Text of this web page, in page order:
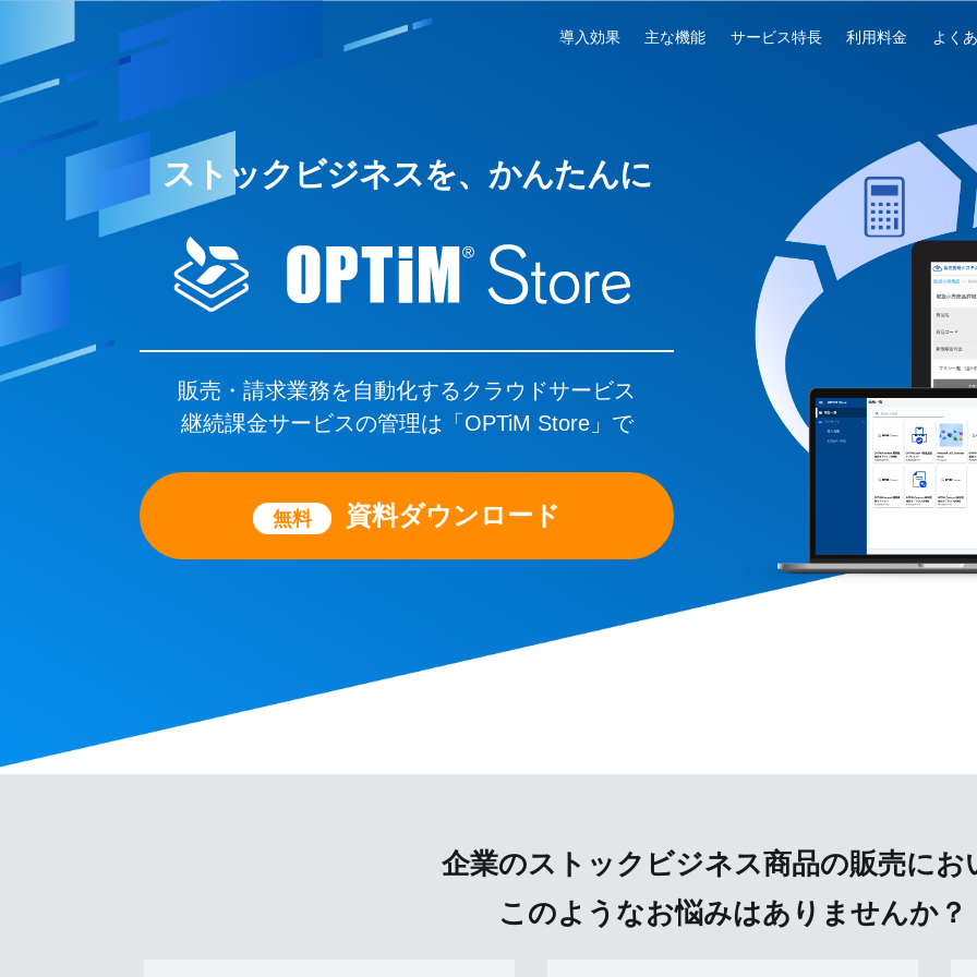
導入効果 主な機能 サービス特長 利用料金 よく
ストックビジネスを、かんたんに
販売・請求業務を自動化するクラウドサービス
継続課金サービスの管理は「OPTiM Store」で
無料 資料ダウンロード
企業のストックビジネス商品の販売にお
このようなお悩みはありませんか？